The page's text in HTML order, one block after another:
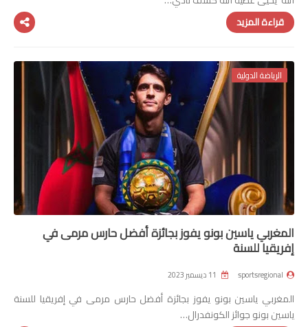
قراءة المزيد
الرياضة الدولية
المغربي ياسين بونو يفوز بجائزة أفضل حارس مرمى في
إفريقيا للسنة
sportsregional
المغربي ياسين بونو يفوز بجائزة أفضل حارس مرمى في إفريقيا للسنة
ياسين بونو جوائز الكونفدرال…